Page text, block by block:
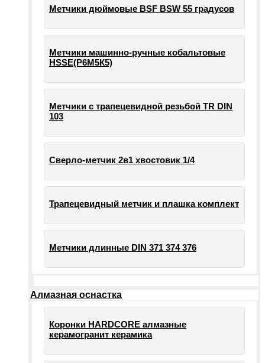
Метчики дюймовые BSF BSW 55 градусов
Метчики машинно-ручные кобальтовые
HSSE(Р6М5К5)
Метчики с трапецевидной резьбой TR DIN
103
Сверло-метчик 2в1 хвостовик 1/4
Трапецевидный метчик и плашка комплект
Метчики длинные DIN 371 374 376
Алмазная оснастка
Коронки HARDCORE алмазные
керамогранит керамика